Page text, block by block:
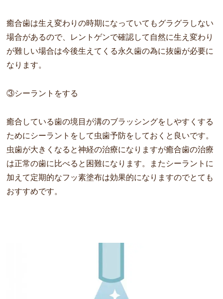
癒合歯は生え変わりの時期になっていてもグラグラしない
場合があるので、レントゲンで確認して自然に生え変わり
が難しい場合は今後生えてくる永久歯の為に抜歯が必要に
なります。
③シーラントをする
癒合している歯の境目が溝のブラッシングをしやすくする
ためにシーラントをして虫歯予防をしておくと良いです。
虫歯が大きくなると神経の治療になりますが癒合歯の治療
は正常の歯に比べると困難になります。またシーラントに
加えて定期的なフッ素塗布は効果的になりますのでとても
おすすめです。